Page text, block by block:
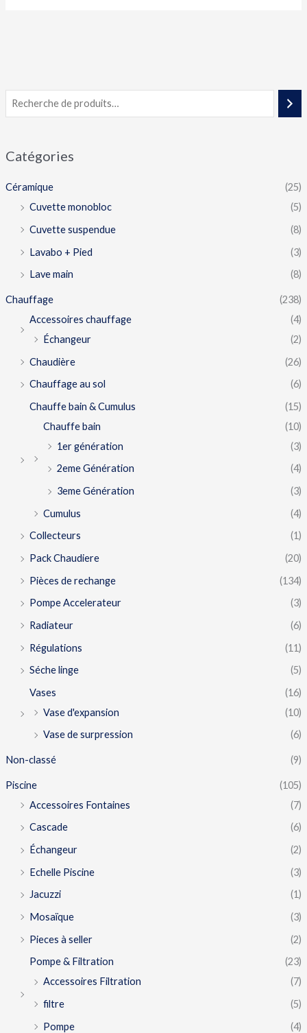
Catégories
Céramique
(25)
Cuvette monobloc
(5)
Cuvette suspendue
(8)
Lavabo + Pied
(3)
Lave main
(8)
Chauffage
(238)
Accessoires chauffage
(4)
Échangeur
(2)
Chaudière
(26)
Chauffage au sol
(6)
Chauffe bain & Cumulus
(15)
Chauffe bain
(10)
1er génération
(3)
2eme Génération
(4)
3eme Génération
(3)
Cumulus
(4)
Collecteurs
(1)
Pack Chaudiere
(20)
Pièces de rechange
(134)
Pompe Accelerateur
(3)
Radiateur
(6)
Régulations
(11)
Séche linge
(5)
Vases
(16)
Vase d'expansion
(10)
Vase de surpression
(6)
Non-classé (9)
Piscine
(105)
Accessoires Fontaines
(7)
Cascade
(6)
Échangeur
(2)
Echelle Piscine
(3)
Jacuzzi
(1)
Mosaïque
(3)
Pieces à seller
(2)
Pompe & Filtration
(23)
Accessoires Filtration
(7)
filtre
(5)
Pompe
(4)